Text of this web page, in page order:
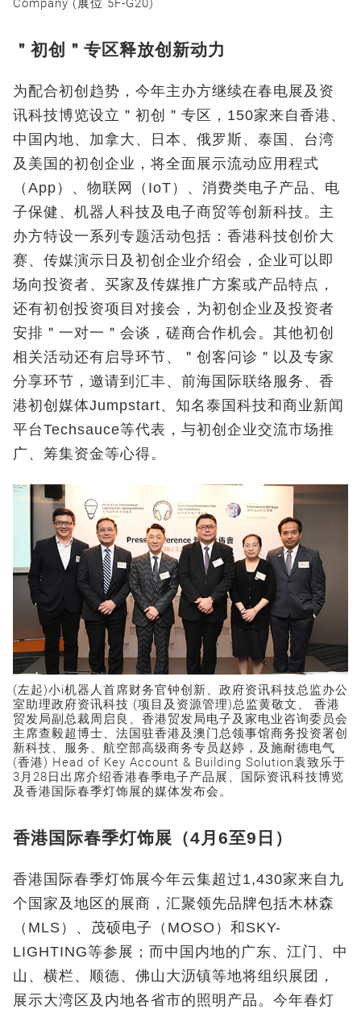
Company (展位 5F-G20)
＂初创＂专区释放创新动力
为配合初创趋势，今年主办方继续在春电展及资
讯科技博览设立＂初创＂专区，150家来自香港、
中国内地、加拿大、日本、俄罗斯、泰国、台湾
及美国的初创企业，将全面展示流动应用程式
（App）、物联网（IoT）、消费类电子产品、电
子保健、机器人科技及电子商贸等创新科技。主
办方特设一系列专题活动包括：香港科技创价大
赛、传媒演示日及初创企业介绍会，企业可以即
场向投资者、买家及传媒推广方案或产品特点，
还有初创投资项目对接会，为初创企业及投资者
安排＂一对一＂会谈，磋商合作机会。其他初创
相关活动还有启导环节、＂创客问诊＂以及专家
分享环节，邀请到汇丰、前海国际联络服务、香
港初创媒体Jumpstart、知名泰国科技和商业新闻
平台Techsauce等代表，与初创企业交流市场推
广、筹集资金等心得。
(左起)小i机器人首席财务官钟创新、政府资讯科技总监办公
室助理政府资讯科技 (项目及资源管理)总监黄敬文、 香港
贸发局副总裁周启良、香港贸发局电子及家电业咨询委员会
主席查毅超博士、法国驻香港及澳门总领事馆商务投资署创
新科技、服务、航空部高级商务专员赵婷，及施耐德电气
(香港) Head of Key Account & Building Solution袁致乐于
3月28日出席介绍香港春季电子产品展、国际资讯科技博览
及香港国际春季灯饰展的媒体发布会。
香港国际春季灯饰展（4月6至9日）
香港国际春季灯饰展今年云集超过1,430家来自九
个国家及地区的展商，汇聚领先品牌包括木林森
（MLS）、茂硕电子（MOSO）和SKY-
LIGHTING等参展；而中国内地的广东、江门、中
山、横栏、顺德、佛山大沥镇等地将组织展团，
展示大湾区及内地各省市的照明产品。今年春灯